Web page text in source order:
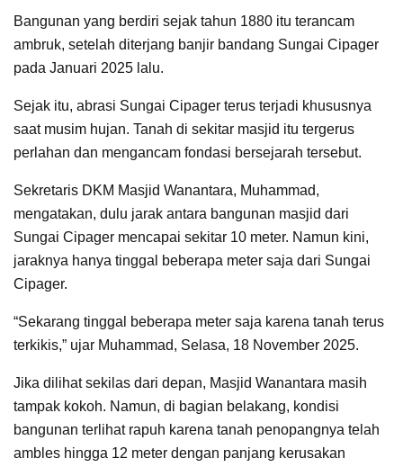
Bangunan yang berdiri sejak tahun 1880 itu terancam
ambruk, setelah diterjang banjir bandang Sungai Cipager
pada Januari 2025 lalu.
Sejak itu, abrasi Sungai Cipager terus terjadi khususnya
saat musim hujan. Tanah di sekitar masjid itu tergerus
perlahan dan mengancam fondasi bersejarah tersebut.
Sekretaris DKM Masjid Wanantara, Muhammad,
mengatakan, dulu jarak antara bangunan masjid dari
Sungai Cipager mencapai sekitar 10 meter. Namun kini,
jaraknya hanya tinggal beberapa meter saja dari Sungai
Cipager.
“Sekarang tinggal beberapa meter saja karena tanah terus
terkikis,” ujar Muhammad, Selasa, 18 November 2025.
Jika dilihat sekilas dari depan, Masjid Wanantara masih
tampak kokoh. Namun, di bagian belakang, kondisi
bangunan terlihat rapuh karena tanah penopangnya telah
ambles hingga 12 meter dengan panjang kerusakan